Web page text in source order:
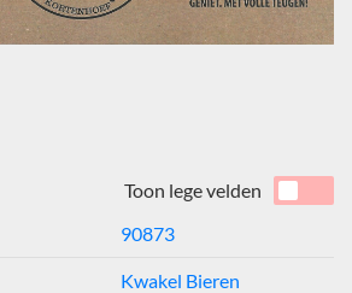
Toon lege velden
90873
Kwakel Bieren